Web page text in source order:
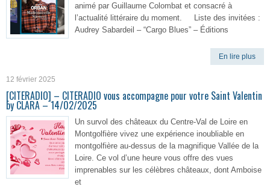
animé par Guillaume Colombat et consacré à
l’actualité littéraire du moment. Liste des invitées :
Audrey Sabardeil – “Cargo Blues” – Éditions
En lire plus
12 février 2025
[CITERADIO] – CITERADIO vous accompagne pour votre Saint Valentin
by CLARA – 14/02/2025
Un survol des châteaux du Centre-Val de Loire en
Montgolfière vivez une expérience inoubliable en
montgolfière au-dessus de la magnifique Vallée de la
Loire. Ce vol d’une heure vous offre des vues
imprenables sur les célèbres châteaux, dont Amboise
et